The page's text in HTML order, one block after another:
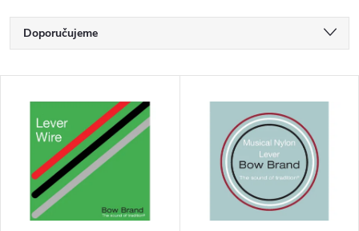
Ř
a
Doporučujeme
Nejprodávanější
Abecedně
V